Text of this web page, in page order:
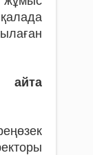
айта